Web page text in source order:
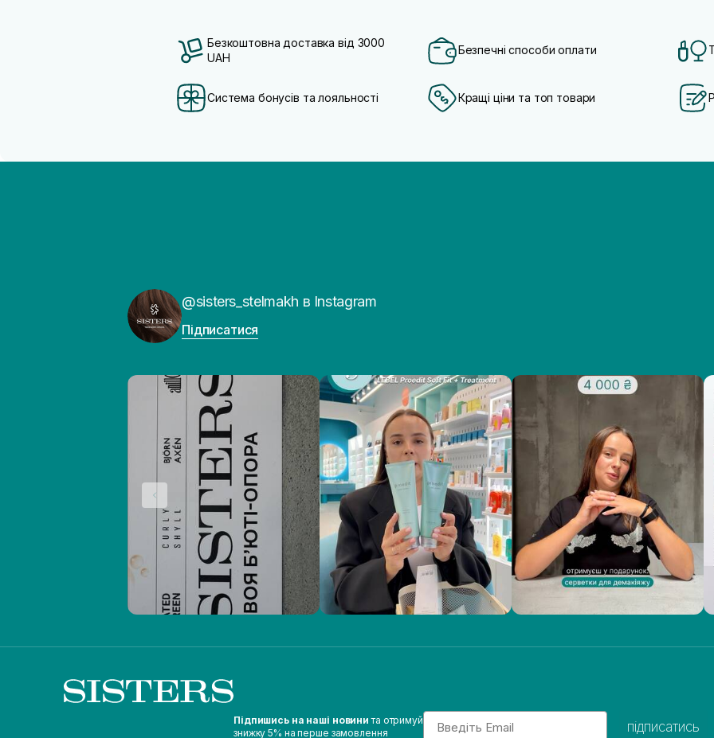
Безкоштовна доставка від 3000
UAH
Безпечні способи оплати
Система бонусів та лояльності Кращі ціни та топ товари
@sisters_stelmakh в Instagram
Підписатися
Підпишись на наші новини та отримуй
знижку 5% на перше замовлення
Email
підписатись